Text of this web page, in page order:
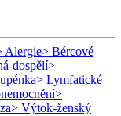
Alergie> Bércové
dospělí>
> Lymfatické
>
> Výtok-ženský